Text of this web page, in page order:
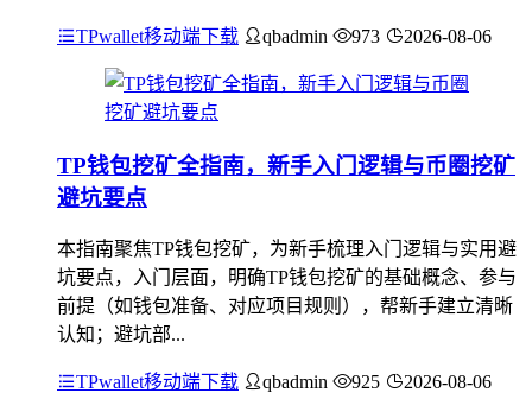
TPwallet移动端下载 qbadmin 973 2026-08-06
TP钱包挖矿全指南，新手入门逻辑与币圈挖矿
避坑要点
本指南聚焦TP钱包挖矿，为新手梳理入门逻辑与实用避
坑要点，入门层面，明确TP钱包挖矿的基础概念、参与
前提（如钱包准备、对应项目规则），帮新手建立清晰
认知；避坑部...
TPwallet移动端下载 qbadmin 925 2026-08-06